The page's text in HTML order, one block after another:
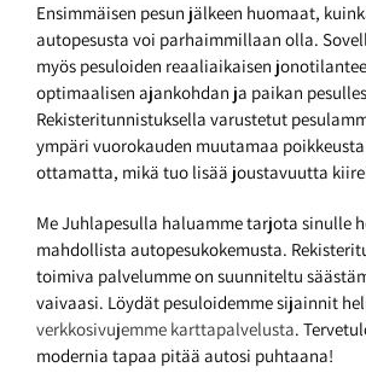
Ensimmäisen pesun jälkeen huomaat,
autopesusta voi parhaimmillaan olla.
myös pesuloiden reaaliaikaisen
optimaalisen ajankohdan ja paikan
Rekisteritunnistuksella varustetut
ympäri vuorokauden muutamaa
ottamatta, mikä tuo lisää joustavuutta
Me Juhlapesulla haluamme tarjota sinulle
mahdollista autopesukokemusta.
toimiva palvelumme on suunniteltu
vaivaasi. Löydät pesuloidemme sijainnit
verkkosivujemme karttapalvelusta.
modernia tapaa pitää autosi puhtaana!